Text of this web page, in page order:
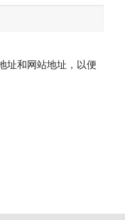
址和网站地址，以便